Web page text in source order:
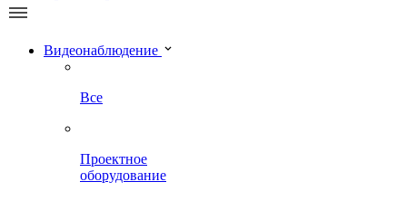
Видеонаблюдение
Все
Проектное
оборудование